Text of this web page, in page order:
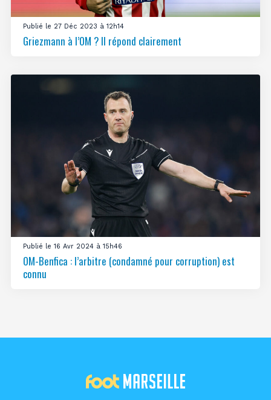
Publié le 27 Déc 2023 à 12h14
Griezmann à l’OM ? Il répond clairement
Publié le 16 Avr 2024 à 15h46
OM-Benfica : l’arbitre (condamné pour corruption) est
connu